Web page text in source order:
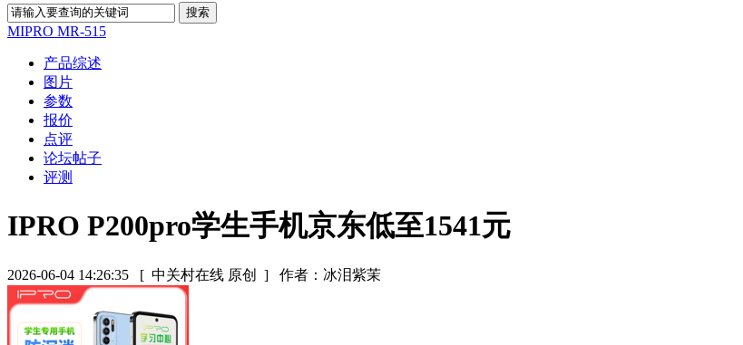
MIPRO MR-515
产品综述
图片
参数
报价
点评
论坛帖子
评测
IPRO P200pro学生手机京东低至1541元
2026-06-04 14:26:35 [ 中关村在线 原创 ] 作者：冰泪紫茉